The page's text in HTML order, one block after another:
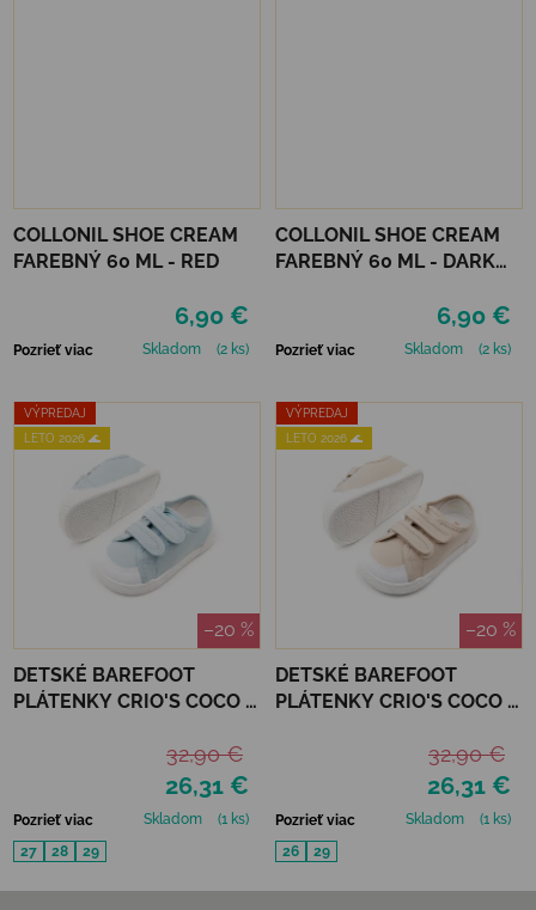
COLLONIL SHOE CREAM
FAREBNÝ 60 ML - RED
6,90 €
Pozrieť viac Skladom (2 ks)
COLLONIL SHOE CREAM
FAREBNÝ 60 ML - DARK
6,90 €
Pozrieť viac Skladom (2 ks)
VÝPREDAJ
LETO 2026 🌊
–20 %
DETSKÉ BAREFOOT
PLÁTENKY CRIO'S COCO -
26,31 €
32,90 €
Pozrieť viac Skladom
(1 ks)
27
28 29
VÝPREDAJ
LETO 2026 🌊
–20 %
DETSKÉ BAREFOOT
PLÁTENKY CRIO'S COCO -
26,31 €
32,90 €
Pozrieť viac Skladom
(1 ks)
26
29